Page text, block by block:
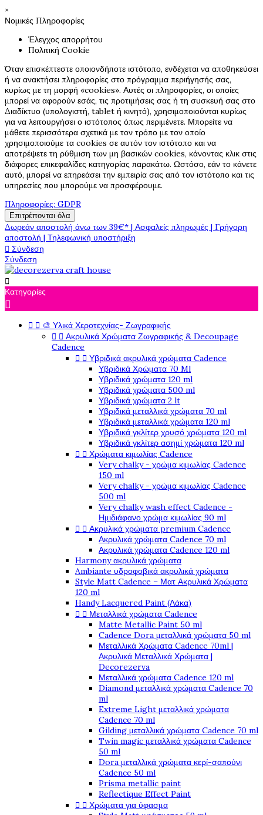
×
Νομικές Πληροφορίες
Έλεγχος απορρήτου
Πολιτική Cookie
Όταν επισκέπτεστε οποιονδήποτε ιστότοπο, ενδέχεται να αποθηκεύσει
ή να ανακτήσει πληροφορίες στο πρόγραμμα περιήγησής σας,
κυρίως με τη μορφή «cookies». Αυτές οι πληροφορίες, οι οποίες
μπορεί να αφορούν εσάς, τις προτιμήσεις σας ή τη συσκευή σας στο
Διαδίκτυο (υπολογιστή, tablet ή κινητό), χρησιμοποιούνται κυρίως
για να λειτουργήσει ο ιστότοπος όπως περιμένετε. Μπορείτε να
μάθετε περισσότερα σχετικά με τον τρόπο με τον οποίο
χρησιμοποιούμε τα cookies σε αυτόν τον ιστότοπο και να
αποτρέψετε τη ρύθμιση των μη βασικών cookies, κάνοντας κλικ στις
διάφορες επικεφαλίδες κατηγορίας παρακάτω. Ωστόσο, εάν το κάνετε
αυτό, μπορεί να επηρεάσει την εμπειρία σας από τον ιστότοπο και τις
υπηρεσίες που μπορούμε να προσφέρουμε.
Πληροφορίες: GDPR
Επιτρέπονται όλα
Δωρεάν αποστολή άνω των 39€* | Ασφαλείς πληρωμές | Γρήγορη
αποστολή | Τηλεφωνική υποστήριξη
 Σύνδεση
Σύνδεση

Κατηγορίες

  🎨 Υλικά Χεροτεχνίας- Ζωγραφικής
  Ακρυλικά Χρώματα Ζωγραφικής & Decoupage
Cadence
  Υβριδικά ακρυλικά χρώματα Cadence
Υβριδικά Χρώματα 70 Ml
Υβριδικά χρώματα 120 ml
Υβριδικά χρώματα 500 ml
Υβριδικά χρώματα 2 lt
Υβριδικά μεταλλικά χρώματα 70 ml
Υβριδικά μεταλλικά χρώματα 120 ml
Υβριδικά γκλίτερ χρυσό χρώματα 120 ml
Υβριδικά γκλίτερ ασημί χρώματα 120 ml
  Χρώματα κιμωλίας Cadence
Very chalky - χρώμα κιμωλίας Cadence
150 ml
Very chalky - χρώμα κιμωλίας Cadence
500 ml
Very chalky wash effect Cadence -
Ημιδιάφανο χρώμα κιμωλίας 90 ml
  Ακρυλικά χρώματα premium Cadence
Ακρυλικά χρώματα Cadence 70 ml
Ακρυλικά χρώματα Cadence 120 ml
Harmony ακρυλικά χρώματα
Ambiante υδροφοβικά ακρυλικά χρώματα
Style Matt Cadence – Ματ Ακρυλικά Χρώματα
120 ml
Handy Lacquered Paint (Λάκα)
  Μεταλλικά χρώματα Cadence
Matte Metallic Paint 50 ml
Cadence Dora μεταλλικά χρώματα 50 ml
Μεταλλικά Χρώματα Cadence 70ml |
Ακρυλικά Μεταλλικά Χρώματα |
Decorezerva
Μεταλλικά χρώματα Cadence 120 ml
Diamond μεταλλικά χρώματα Cadence 70
ml
Extreme Light μεταλλικά χρώματα
Cadence 70 ml
Gilding μεταλλικά χρώματα Cadence 70 ml
Twin magic μεταλλικά χρώματα Cadence
50 ml
Dora μεταλλικά χρώματα κερί-σαπούνι
Cadence 50 ml
Prisma metallic paint
Reflectique Effect Paint
  Χρώματα για ύφασμα